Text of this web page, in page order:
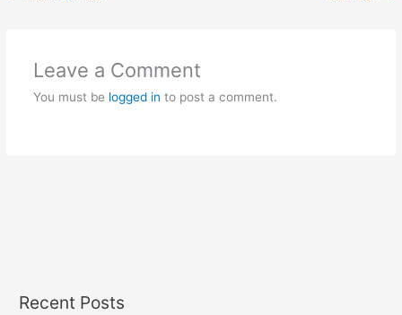
Leave a Comment
You must be logged in to post a comment.
Recent Posts